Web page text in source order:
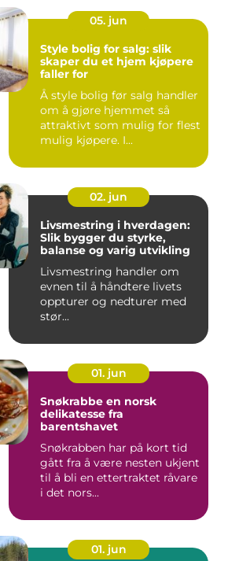
05. jun
Style bolig for salg: slik
skaper du et hjem kjøpere
faller for
Å style bolig før salg handler
om å gjøre hjemmet så
attraktivt som mulig for flest
mulig kjøpere. I...
02. jun
Livsmestring i hverdagen:
Slik bygger du styrke,
balanse og varig utvikling
Livsmestring handler om
evnen til å håndtere livets
oppturer og nedturer med
stør...
01. jun
Snøkrabbe en norsk
delikatesse fra
barentshavet
Snøkrabben har på kort tid
gått fra å være nesten ukjent
til å bli en ettertraktet råvare
i det nors...
01. jun